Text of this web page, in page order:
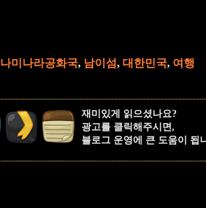
나미나라공화국, 남이섬, 대한민국, 여행
재미있게 읽으셨나요?
광고를 클릭해주시면,
블로그 운영에 큰 도움이 됩